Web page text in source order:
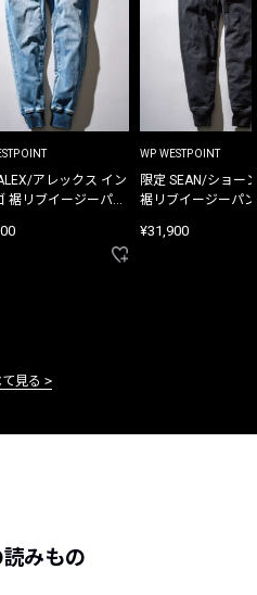
アレックス イン
裾リブイージーパン
WP WESTPOINT
限定 SEAN/ショー
裾リブイージーパ
¥31,900
て見る
みもの